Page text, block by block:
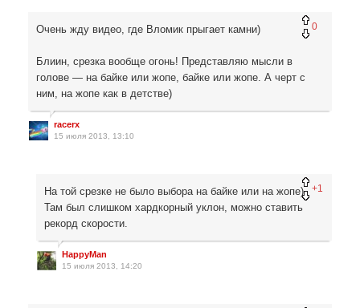
0
Очень жду видео, где Вломик прыгает камни)
Блиин, срезка вообще огонь! Представляю мысли в
голове — на байке или жопе, байке или жопе. А черт с
ним, на жопе как в детстве)
racerx
15 июля 2013, 13:10
+1
На той срезке не было выбора на байке или на жопе)
Там был слишком хардкорный уклон, можно ставить
рекорд скорости.
HappyMan
15 июля 2013, 14:20